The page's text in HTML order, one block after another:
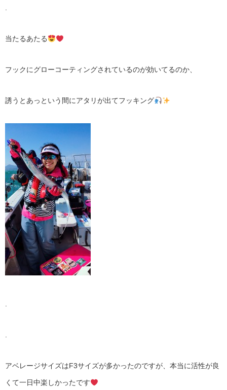
.
当たるあたる
フックにグローコーティングされているのが効いてるのか、
誘うとあっという間にアタリが出てフッキング
.
.
アベレージサイズはF3サイズが多かったのですが、本当に活性が良
くて一日中楽しかったです